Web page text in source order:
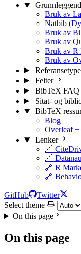
Bruk av
Natbib
Bruk av
Bruk av
Bruk av R
Bruk av
Felter
BibTeX FAQ
Sitat- og
BibTeX
Blog
Overleaf
Lenker
🔗
🔗
🔗 R
🔗
GitHub
Twitter
Select theme
On this page
On this page